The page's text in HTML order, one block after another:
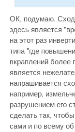
ОК, подумаю.
здесь является
на этот раз
типа "где
вкраплений более
является
напрашивается
например,
разрушением его
сделать так,
сами и по всему